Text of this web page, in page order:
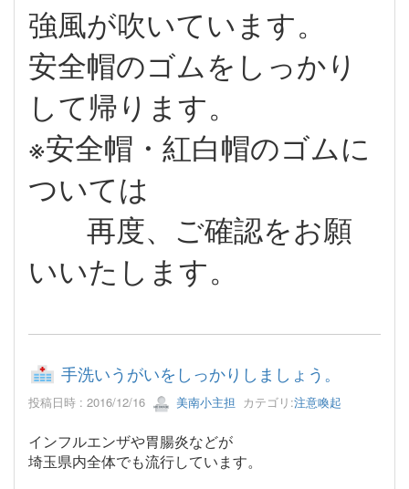
強風が吹いています。
安全帽のゴムをしっかり
して帰ります。
※安全帽・紅白帽のゴムに
ついては
再度、ご確認をお願
いいたします。
手洗いうがいをしっかりしましょう。
投稿日時 : 2016/12/16 美南小主担 カテゴリ:注意喚起
インフルエンザや胃腸炎などが
埼玉県内全体でも流行しています。